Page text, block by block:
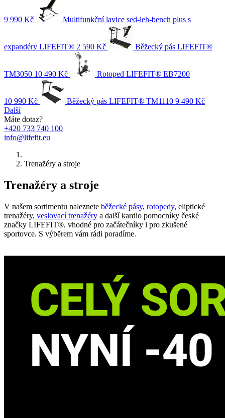
9 990 Kč Multifunkční lavice sed-leh-bench plus s
expandéry LIFEFIT® 2 590 Kč Běžecký pás LIFEFIT®
TM3050 10 490 Kč Rotoped LIFEFIT® EB7200
10 990 Kč Běžecký pás LIFEFIT® TM1110 9 490 Kč
Další
Máte dotaz?
+420 733 740 100
info@lifefit.eu
Trenažéry a stroje
Trenažéry a stroje
V našem sortimentu naleznete běžecké pásy, rotopedy, eliptické
trenažéry, veslovací trenažéry a další kardio pomocníky české
značky LIFEFIT®, vhodné pro začátečníky i pro zkušené
sportovce. S výběrem vám rádi poradíme.